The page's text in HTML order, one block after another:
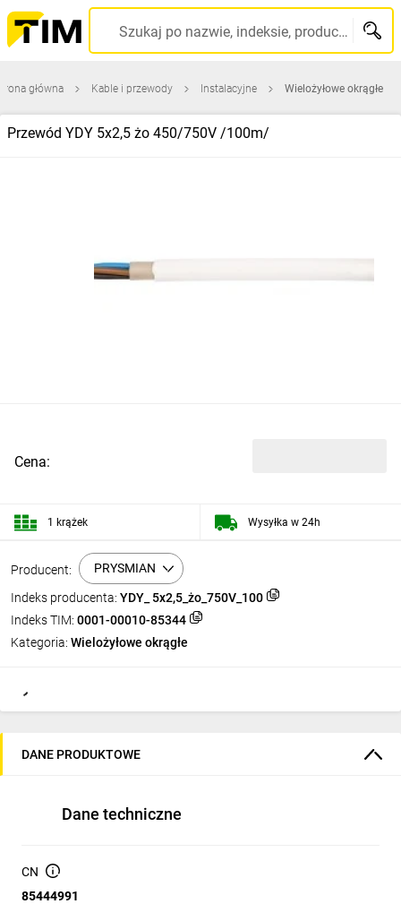
Szukaj po nazwie, indeksie, producencie, kodzie kreskowym...
główna Kable i przewody Instalacyjne Wielożyłowe okrągłe
Przewód YDY 5x2,5 żo 450/750V /100m/
Producent: PRYSMIAN
Indeks producenta: YDY_ 5x2,5_żo_750V_100
Indeks TIM: 0001-00010-85344
Kategoria: Wielożyłowe okrągłe
Cena:
1 krążek Wysyłka w 24h
DANE PRODUKTOWE
Dane techniczne
CN
85444991